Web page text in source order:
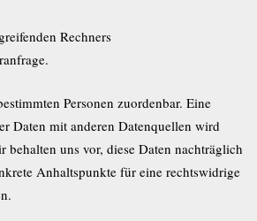
Rechners
Personen zuordenbar. Eine
Daten mit anderen Datenquellen wird
behalten uns vor, diese Daten nachträglich
Anhaltspunkte für eine rechtswidrige